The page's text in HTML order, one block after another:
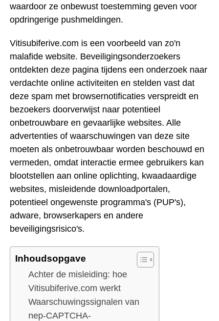
waardoor ze onbewust toestemming geven voor
opdringerige pushmeldingen.
Vitisubiferive.com is een voorbeeld van zo'n
malafide website. Beveiligingsonderzoekers
ontdekten deze pagina tijdens een onderzoek naar
verdachte online activiteiten en stelden vast dat
deze spam met browsernotificaties verspreidt en
bezoekers doorverwijst naar potentieel
onbetrouwbare en gevaarlijke websites. Alle
advertenties of waarschuwingen van deze site
moeten als onbetrouwbaar worden beschouwd en
vermeden, omdat interactie ermee gebruikers kan
blootstellen aan online oplichting, kwaadaardige
websites, misleidende downloadportalen,
potentieel ongewenste programma's (PUP's),
adware, browserkapers en andere
beveiligingsrisico's.
Inhoudsopgave
Achter de misleiding: hoe
Vitisubiferive.com werkt
Waarschuwingssignalen van
nep-CAPTCHA-